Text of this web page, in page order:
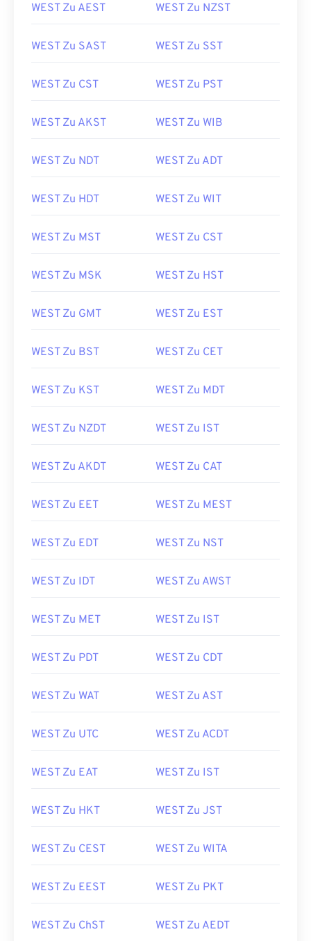
WEST Zu AEST WEST Zu NZST
WEST Zu SAST WEST Zu SST
WEST Zu CST WEST Zu PST
WEST Zu AKST WEST Zu WIB
WEST Zu NDT WEST Zu ADT
WEST Zu HDT WEST Zu WIT
WEST Zu MST WEST Zu CST
WEST Zu MSK WEST Zu HST
WEST Zu GMT WEST Zu EST
WEST Zu BST WEST Zu CET
WEST Zu KST WEST Zu MDT
WEST Zu NZDT WEST Zu IST
WEST Zu AKDT WEST Zu CAT
WEST Zu EET WEST Zu MEST
WEST Zu EDT WEST Zu NST
WEST Zu IDT WEST Zu AWST
WEST Zu MET WEST Zu IST
WEST Zu PDT WEST Zu CDT
WEST Zu WAT WEST Zu AST
WEST Zu UTC WEST Zu ACDT
WEST Zu EAT WEST Zu IST
WEST Zu HKT WEST Zu JST
WEST Zu CEST WEST Zu WITA
WEST Zu EEST WEST Zu PKT
WEST Zu ChST WEST Zu AEDT